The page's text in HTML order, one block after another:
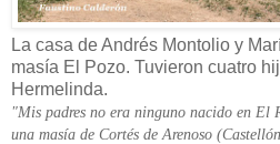
La casa de Andrés Montolio y
masía El Pozo. Tuvieron cuatro
Hermelinda.
"Mis padres no era ninguno nacido en El
una masía de Cortés de Arenoso